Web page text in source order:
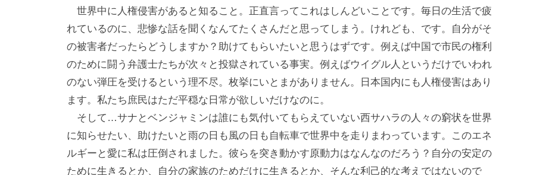
世界中に人権侵害があると知ること。正直言ってこれはしんどいことです。毎日の生活で疲
れているのに、悲惨な話を聞くなんてたくさんだと思ってしまう。けれども、です。自分がそ
の被害者だったらどうしますか？助けてもらいたいと思うはずです。例えば中国で市民の権利
のために闘う弁護士たちが次々と投獄されている事実。例えばウイグル人というだけでいわれ
のない弾圧を受けるという理不尽。枚挙にいとまがありません。日本国内にも人権侵害はあり
ます。私たち庶民はただ平穏な日常が欲しいだけなのに。
そして…サナとベンジャミンは誰にも気付いてもらえていない西サハラの人々の窮状を世界
に知らせたい、助けたいと雨の日も風の日も自転車で世界中を走りまわっています。このエネ
ルギーと愛に私は圧倒されました。彼らを突き動かす原動力はなんなのだろう？自分の安定の
ために生きるとか、自分の家族のためだけに生きるとか、そんな利己的な考えではないので